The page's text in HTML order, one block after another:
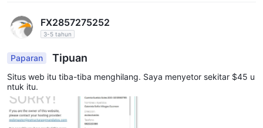
FX2857275252
3-5 tahun
Paparan Tipuan
Situs web itu tiba-tiba menghilang. Saya menyetor sekitar $45 u
ntuk itu.